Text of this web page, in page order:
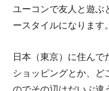
ユーコンで友人と遊ぶ
ースタイルになります。
日本（東京）に住んで
ショッピングとか、ど